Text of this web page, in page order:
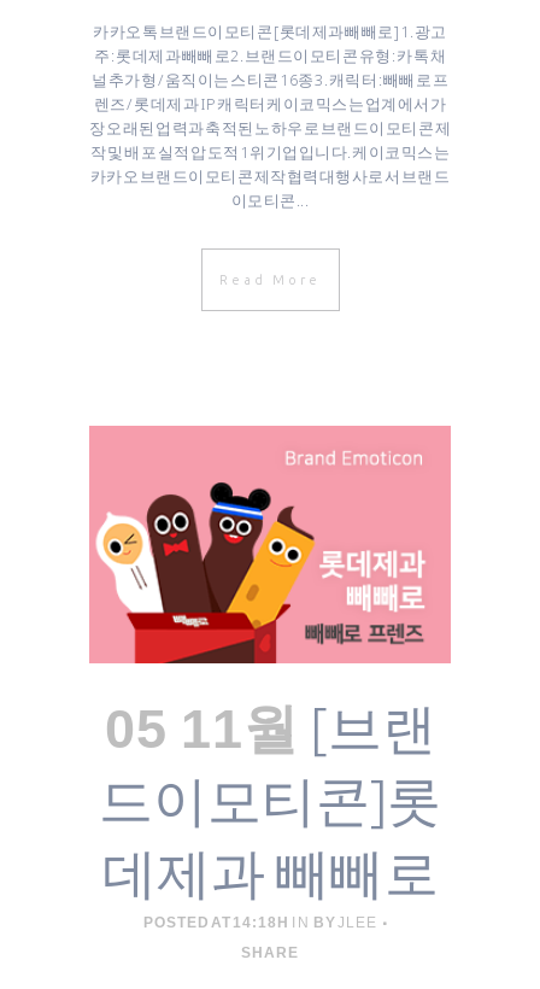
카카오톡 브랜드이모티콘 [ 롯데제과 빼빼로 ] 1. 광고
주 : 롯데제과 빼빼로 ​2. 브랜드이모티콘 유형 : 카톡 채
널추가형 / 움직이는 스티콘 16종 3. 캐릭터 : 빼빼로 프
렌즈 / 롯데제과 IP 캐릭터 케이코믹스는 업계에서 가
장 오래된 업력과 축적된 노하우로 브랜드이모티콘 제
작 및 배포 실적 압도적 1위 기업입니다. 케이코믹스는
카카오 브랜드이모티콘 제작협력대행사로서 브랜드
이모티콘...
Read More
05 11월 [브랜
드이모티콘]롯
데제과 빼빼로
POSTED AT 14:18H IN BYJLEE
SHARE